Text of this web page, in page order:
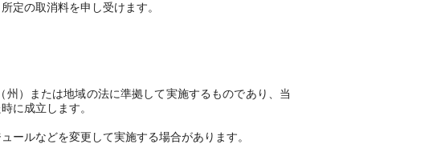
定の取消料を申し受けます。
）または地域の法に準拠して実施するものであり、当
に成立します。
ールなどを変更して実施する場合があります。